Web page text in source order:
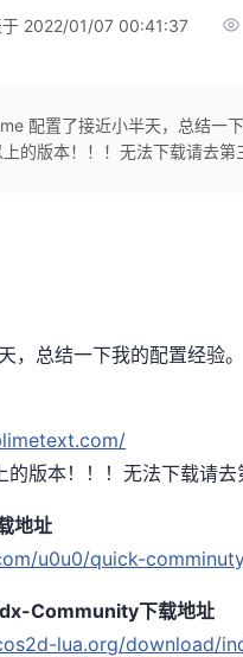
于 2022/01/07 00:41:37
配置了接近小半天，总结
的版本！！！无法下载请去
，总结一下我的配置经验。
的版本！！！无法下载请
地址
u0u0/quick-
Community下载地址
lua.org/download/